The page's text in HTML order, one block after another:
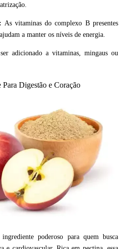
As vitaminas do complexo B presentes
a manter os níveis de energia.
adicionado a vitaminas, mingaus ou
Digestão e Coração
poderoso para quem busca